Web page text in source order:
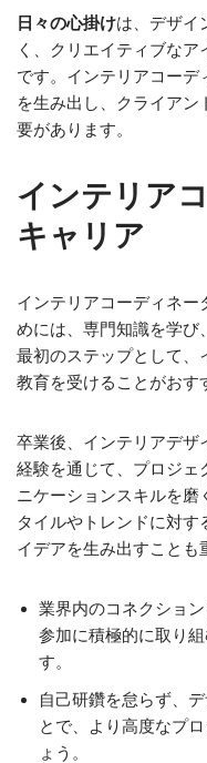
日々の心掛けは、デザイ
く、クリエイティブな
です。インテリアコーデ
を生み出し、クライア
要があります。
インテリア
キャリア
インテリアコーディネー
めには、専門知識を学び
最初のステップとして、
教育を受けることがおす
卒業後、インテリアデザ
経験を通じて、プロジェ
ニケーションスキルを磨
タイルやトレンドに対
イデアを生み出すことも
業界内のコネクショ
参加に積極的に取り
す。
自己研鑽を怠らず、
とで、より高度なプ
ょう。